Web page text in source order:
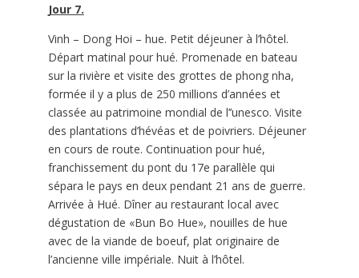
Jour 7.
Vinh – Dong Hoi – hue. Petit déjeuner à l’hôtel.
Départ matinal pour hué. Promenade en bateau
sur la rivière et visite des grottes de phong nha,
formée il y a plus de 250 millions d’années et
classée au patrimoine mondial de l’’unesco. Visite
des plantations d’hévéas et de poivriers. Déjeuner
en cours de route. Continuation pour hué,
franchissement du pont du 17e parallèle qui
sépara le pays en deux pendant 21 ans de guerre.
Arrivée à Hué. Dîner au restaurant local avec
dégustation de «Bun Bo Hue», nouilles de hue
avec de la viande de boeuf, plat originaire de
l’ancienne ville impériale. Nuit à l’hôtel.